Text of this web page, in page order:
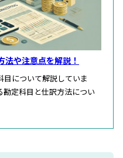
や注意点を解説！
目について解説していま
定科目と仕訳方法につい